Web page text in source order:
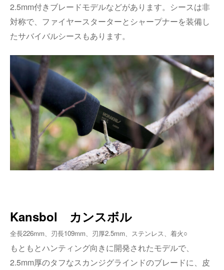
2.5mm付きブレードモデルなどがあります。シースは非
対称で、ファイヤースターターとシャープナーを装備し
たサバイバルシースもあります。
Kansbol カンスボル
全長226mm、刃長109mm、刃厚2.5mm、ステンレス、着火○
もともとハンティング向きに開発されたモデルで、
2.5mm厚のタフなスカンジグラインドのブレードに、皮